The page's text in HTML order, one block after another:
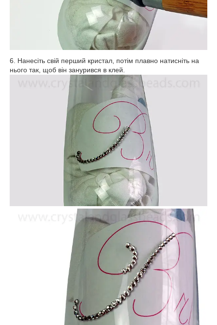
6. Нанесіть свій перший кристал, потім плавно натисніть на
нього так, щоб він занурився в клей.